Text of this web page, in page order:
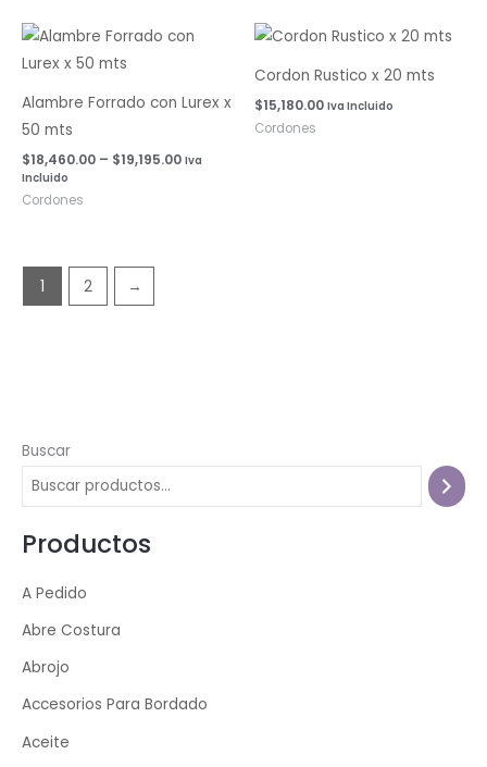
Buscar
Productos
A Pedido
Abre Costura
Abrojo
Accesorios Para Bordado
Aceite
Alambre Forrado con Lurex x
50 mts
$18,460.00 – $19,195.00
Rango
de
$18,460.00
Iva
Incluido
Cordones
Cordon Rustico x 20 mts
$15,180.00 Iva Incluido
Cordones
1 2 →